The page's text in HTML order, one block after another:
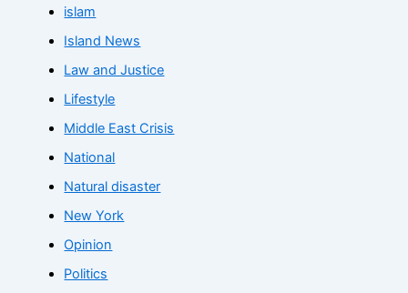
islam
Island News
Law and Justice
Lifestyle
Middle East Crisis
National
Natural disaster
New York
Opinion
Politics